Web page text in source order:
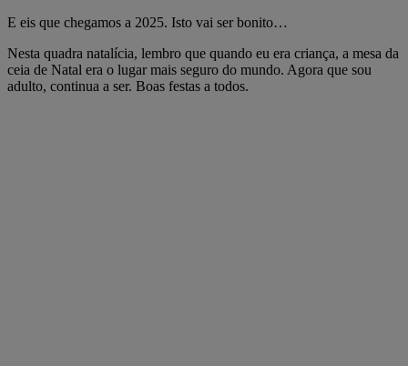
E eis que chegamos a 2025. Isto vai ser bonito…
Nesta quadra natalícia, lembro que quando eu era criança, a mesa da
ceia de Natal era o lugar mais seguro do mundo. Agora que sou
adulto, continua a ser. Boas festas a todos.